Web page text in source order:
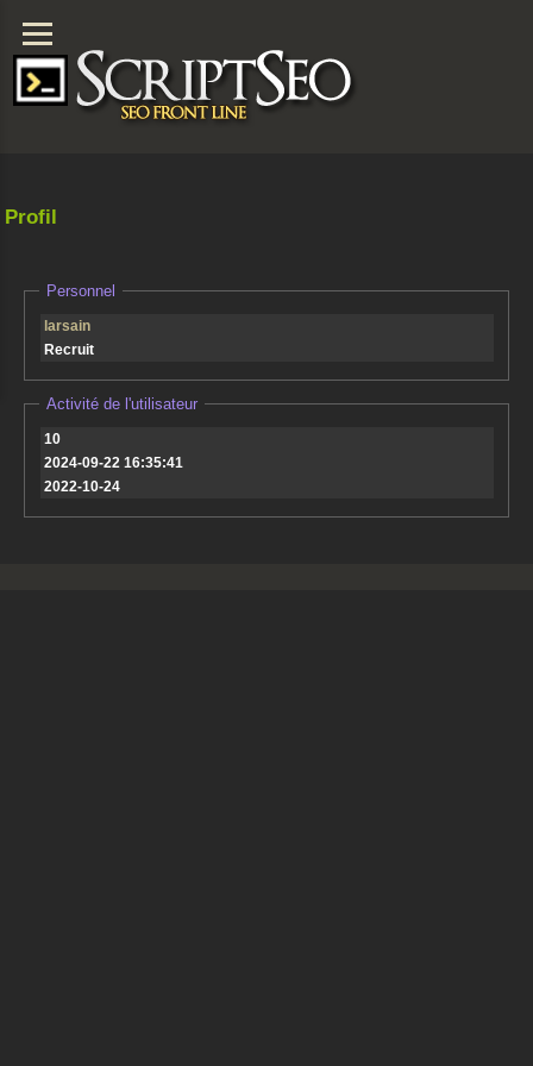
Profil
Personnel
larsain
Recruit
Activité de l'utilisateur
10
2024-09-22 16:35:41
2022-10-24